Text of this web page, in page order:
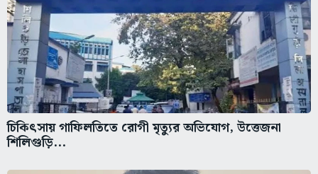
চিকিৎসায় গাফিলতিতে রোগী মৃত্যুর অভিযোগ, উত্তেজনা
শিলিগুড়ি...